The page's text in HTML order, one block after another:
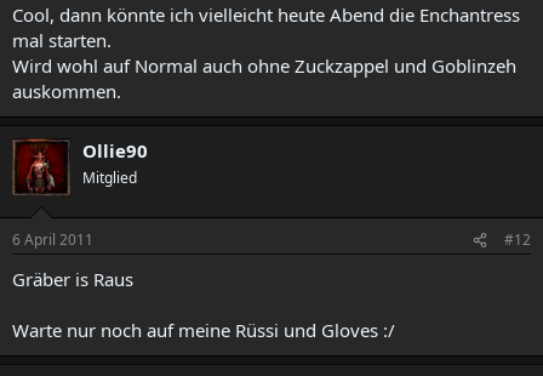
Cool, dann könnte ich vielleicht heute Abend die Enchantress
mal starten.
Wird wohl auf Normal auch ohne Zuckzappel und Goblinzeh
auskommen.
Ollie90
Mitglied
6 April 2011 #12
Gräber is Raus
Warte nur noch auf meine Rüssi und Gloves :/